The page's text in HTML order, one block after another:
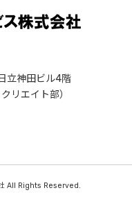
立神田ビル4階
リエイト部）
All Rights Reserved.